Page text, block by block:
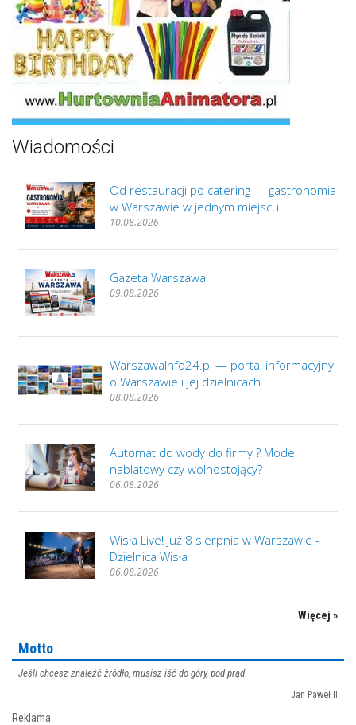
Wiadomości
Od restauracji po catering — gastronomia
w Warszawie w jednym miejscu
10.08.2026
Gazeta Warszawa
09.08.2026
WarszawaInfo24.pl — portal informacyjny
o Warszawie i jej dzielnicach
08.08.2026
Automat do wody do firmy ? Model
nablatowy czy wolnostojący?
06.08.2026
Wisła Live! już 8 sierpnia w Warszawie -
Dzielnica Wisła
06.08.2026
Więcej »
Motto
Jeśli chcesz znaleźć źródło, musisz iść do góry, pod prąd
Jan Paweł II
Reklama